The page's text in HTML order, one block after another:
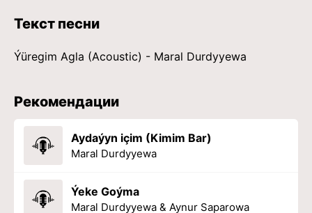
Текст песни
Ýüregim Agla (Acoustic) - Maral Durdyyewa
Рекомендации
Aydaýyn içim (Kimim Bar)
Maral Durdyyewa
Ýeke Goýma
Maral Durdyyewa & Aynur Saparowa